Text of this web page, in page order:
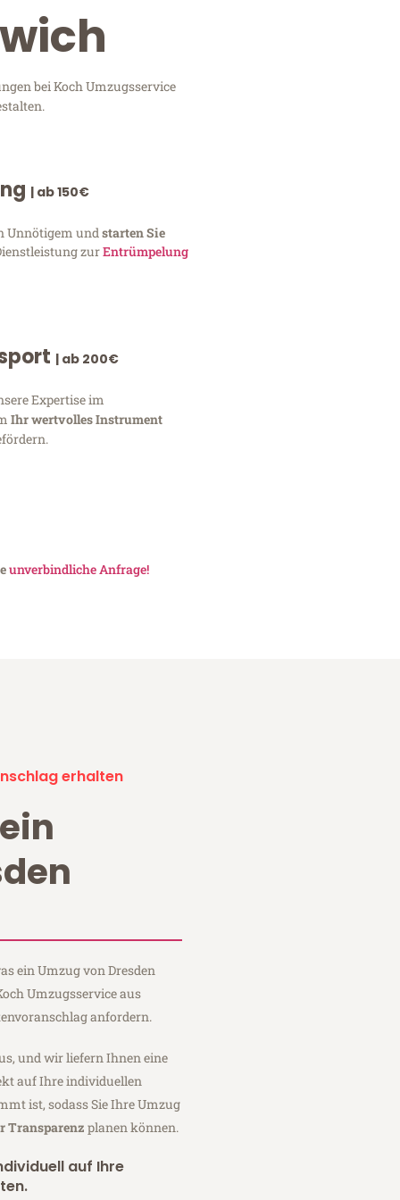
bei Koch Umzugsservice
| ab 150€
Unnötigem und starten Sie
zurEntrümpelung
| ab 200€
Expertise im
Ihr wertvolles Instrument
unverbindliche Anfrage!
erhalten
ein Umzug von Dresden
Umzugsservice aus
anfordern.
und wir liefern Ihnen eine
auf Ihre individuellen
ist, sodass Sie Ihre Umzug
Transparenz planen können.
auf Ihre